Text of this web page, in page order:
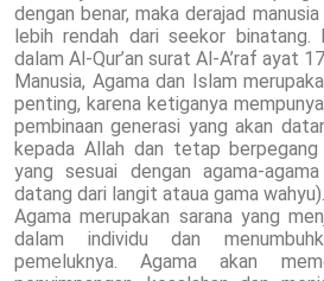
dengan benar, maka derajad
lebih rendah dari seekor binatang.
dalam Al-Qur’an surat Al-A’raf ayat
Manusia, Agama dan Islam
penting, karena ketiganya
pembinaan generasi yang akan
kepada Allah dan tetap
yang sesuai dengan agama-
datang dari langit ataua gama wahyu).
Agama merupakan sarana yang
dalam individu dan
pemeluknya. Agama akan